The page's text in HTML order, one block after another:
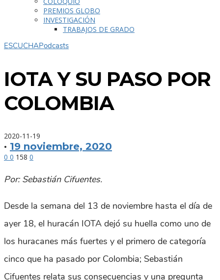
PREMIOS GLOBO
INVESTIGACIÓN
TRABAJOS DE GRADO
ESCUCHAPodcasts
IOTA Y SU PASO POR
COLOMBIA
2020-11-19
· 19 noviembre, 2020
0 0 158 0
Por: Sebastián Cifuentes.
Desde la semana del 13 de noviembre hasta el día de
ayer 18, el huracán IOTA dejó su huella como uno de
los huracanes más fuertes y el primero de categoría
cinco que ha pasado por Colombia; Sebastián
Cifuentes relata sus consecuencias y una pregunta